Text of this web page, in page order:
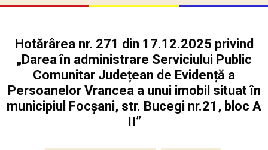
Hotărârea nr. 271 din 17.12.2025 privind
„Darea în administrare Serviciului Public
Comunitar Județean de Evidență a
Persoanelor Vrancea a unui imobil situat în
municipiul Focșani, str. Bucegi nr.21, bloc A
II”